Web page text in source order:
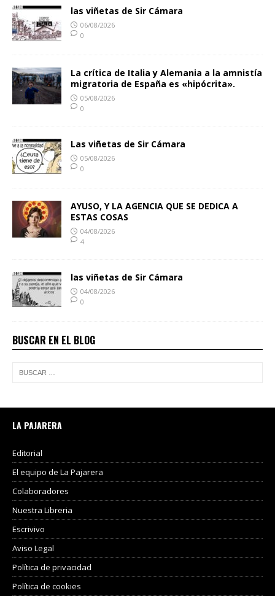
las viñetas de Sir Cámara
06/08/2026
0
La crítica de Italia y Alemania a la amnistía
migratoria de España es «hipócrita».
05/08/2026
0
Las viñetas de Sir Cámara
05/08/2026
0
AYUSO, Y LA AGENCIA QUE SE DEDICA A
ESTAS COSAS
04/08/2026
4
las viñetas de Sir Cámara
04/08/2026
0
BUSCAR EN EL BLOG
LA PAJARERA
Editorial
El equipo de La Pajarera
Colaboradores
Nuestra Libreria
Escrivivo
Aviso Legal
Política de privacidad
Política de cookies